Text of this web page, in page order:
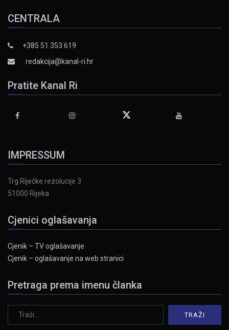
CENTRALA
+385 51 353 619
redakcija@kanal-ri.hr
Pratite Kanal Ri
IMPRESSUM
Trg Riječke rezolucije 3
51000 Rijeka
Cjenici oglašavanja
Cjenik – TV oglašavanje
Cjenik – oglašavanje na web stranici
Pretraga prema imenu članka